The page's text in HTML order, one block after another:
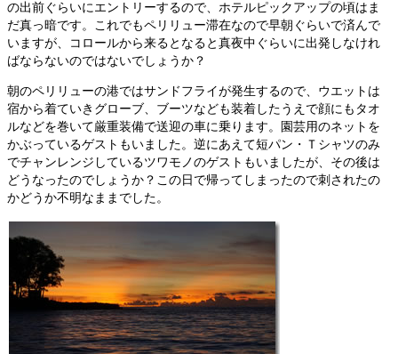
の出前ぐらいにエントリーするので、ホテルピックアップの頃はま
だ真っ暗です。これでもペリリュー滞在なので早朝ぐらいで済んで
いますが、コロールから来るとなると真夜中ぐらいに出発しなけれ
ばならないのではないでしょうか？
朝のペリリューの港ではサンドフライが発生するので、ウエットは
宿から着ていきグローブ、ブーツなども装着したうえで顔にもタオ
ルなどを巻いて厳重装備で送迎の車に乗ります。園芸用のネットを
かぶっているゲストもいました。逆にあえて短パン・Ｔシャツのみ
でチャンレンジしているツワモノのゲストもいましたが、その後は
どうなったのでしょうか？この日で帰ってしまったので刺されたの
かどうか不明なままでした。